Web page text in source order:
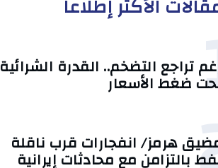
الأكثر إطلاعا
تراجع التضخم.. القدرة الشرائية
ضغط الأسعار
هرمز/ انفجارات قرب ناقلة
بالتزامن مع محادثات إيرانية